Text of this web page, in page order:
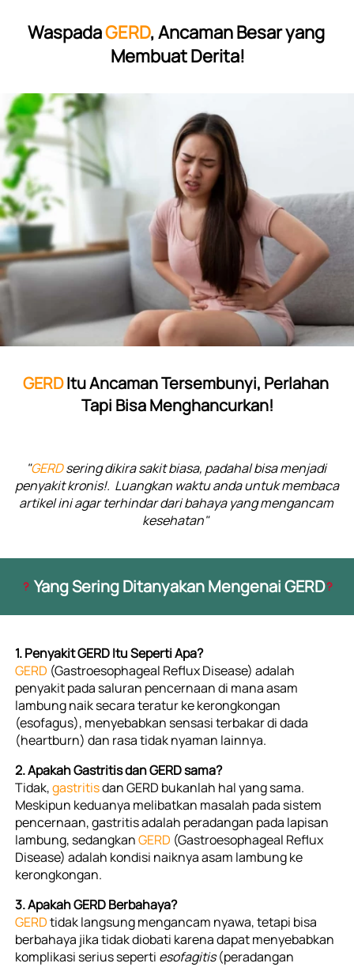
Waspada GERD, Ancaman Besar yang
Membuat Derita!
GERD Itu Ancaman Tersembunyi, Perlahan
Tapi Bisa Menghancurkan!
"GERD sering dikira sakit biasa, padahal bisa menjadi
penyakit kronis!. Luangkan waktu anda untuk membaca
artikel ini agar terhindar dari bahaya yang mengancam
kesehatan"
Yang Sering Ditanyakan Mengenai GERD
1. Penyakit GERD Itu Seperti Apa?
GERD (Gastroesophageal Reflux Disease) adalah
penyakit pada saluran pencernaan di mana asam
lambung naik secara teratur ke kerongkongan
(esofagus), menyebabkan sensasi terbakar di dada
(heartburn) dan rasa tidak nyaman lainnya.
2. Apakah Gastritis dan GERD sama?
Tidak, gastritis dan GERD bukanlah hal yang sama.
Meskipun keduanya melibatkan masalah pada sistem
pencernaan, gastritis adalah peradangan pada lapisan
lambung, sedangkan GERD (Gastroesophageal Reflux
Disease) adalah kondisi naiknya asam lambung ke
kerongkongan.
3. Apakah GERD Berbahaya?
GERD tidak langsung mengancam nyawa, tetapi bisa
berbahaya jika tidak diobati karena dapat menyebabkan
komplikasi serius seperti esofagitis (peradangan